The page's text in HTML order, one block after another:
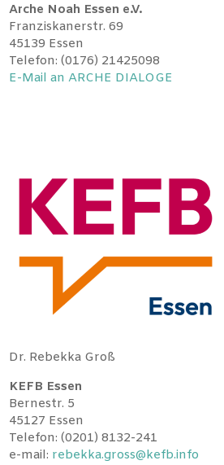
Arche Noah Essen e.V.
Franziskanerstr. 69
45139 Essen
Telefon: (0176) 21425098
E-Mail an ARCHE DIALOGE
Dr. Rebekka Groß
KEFB Essen
Bernestr. 5
45127 Essen
Telefon: (0201) 8132-241
e-mail: rebekka.gross@kefb.info